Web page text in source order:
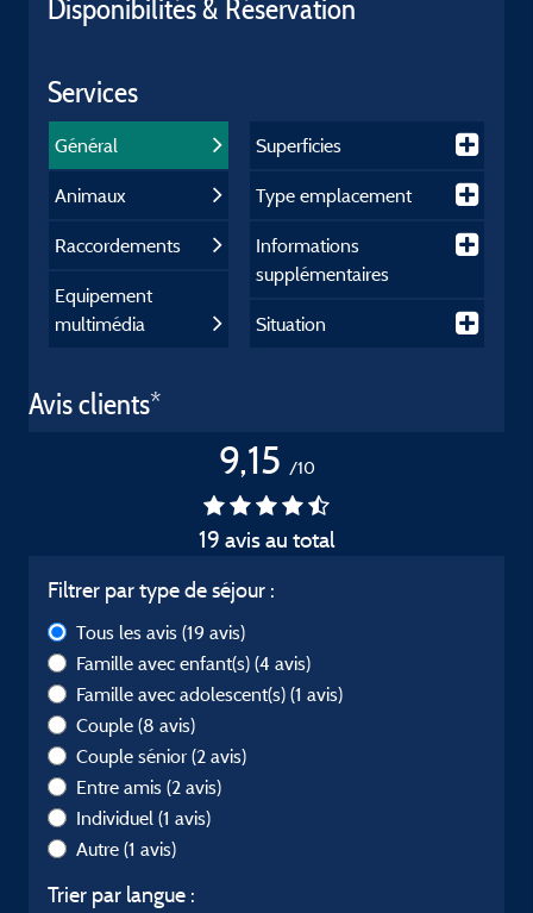
Disponibilités & Réservation
Services
Général
Animaux
Raccordements
Equipement
multimédia
Superficies
Type emplacement
Informations
supplémentaires
Situation
Avis clients*
9,15 /10
19 avis au total
Filtrer par type de séjour :
Tous les avis (19 avis)
Famille avec enfant(s) (4 avis)
Famille avec adolescent(s) (1 avis)
Couple (8 avis)
Couple sénior (2 avis)
Entre amis (2 avis)
Individuel (1 avis)
Autre (1 avis)
Trier par langue :